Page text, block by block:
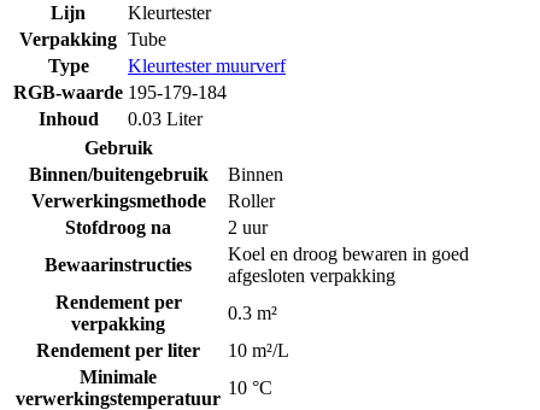
Lijn
Kleurtester
Verpakking Tube
Type
Kleurtester muurverf
RGB-waarde 195-179-184
Inhoud
0.03 Liter
Gebruik
Binnen/buitengebruik
Binnen
Verwerkingsmethode
Roller
Stofdroog na
2 uur
Bewaarinstructies
Koel en droog bewaren in goed
afgesloten verpakking
Rendement per
verpakking
0.3 m²
Rendement per liter
10 m²/L
Minimale
verwerkingstemperatuur
10 °C